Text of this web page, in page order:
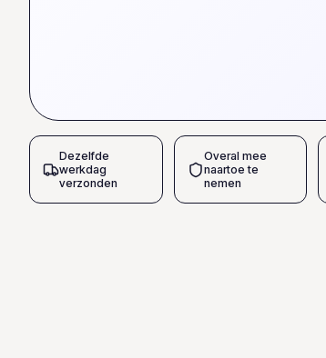
Dezelfde
werkdag
verzonden
Overal mee
naartoe te
nemen